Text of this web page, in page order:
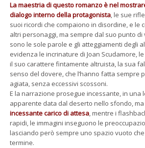
La maestria di questo romanzo è nel
dialogo interno della protagonista, le sue
suoi ricordi che compaiono in disordine, e le
altri personaggi, ma sempre dal suo punto di
sono le sole parole e gli atteggiamenti degli
evidenza le incrinature di Joan Scudamore,
il suo carattere fintamente altruista, la sua
senso del dovere, che l’hanno fatta sempre
agiata, senza eccessivi scossoni.
E la narrazione prosegue incessante, in una
apparente data dal deserto nello sfondo, ma
incessante carico di attesa, mentre i
rapidi, le immagini inseguono le
lasciando però sempre uno spazio vuoto
termine.